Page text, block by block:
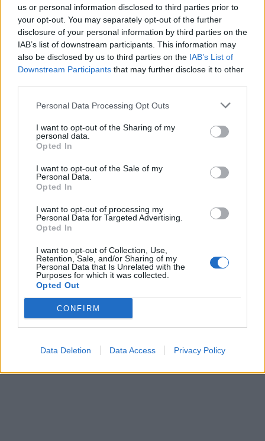
us or personal information disclosed to third parties prior to
your opt-out. You may separately opt-out of the further
disclosure of your personal information by third parties on the
IAB’s list of downstream participants. This information may
also be disclosed by us to third parties on the IAB’s List of
Downstream Participants that may further disclose it to other
Personal Data Processing Opt Outs
I want to opt-out of the Sharing of my
personal data.
Opted In
I want to opt-out of the Sale of my
Personal Data.
Opted In
I want to opt-out of processing my
Personal Data for Targeted Advertising.
Opted In
I want to opt-out of Collection, Use,
Retention, Sale, and/or Sharing of my
Personal Data that Is Unrelated with the
Purposes for which it was collected.
Opted Out
CONFIRM
Data Deletion Data Access Privacy Policy